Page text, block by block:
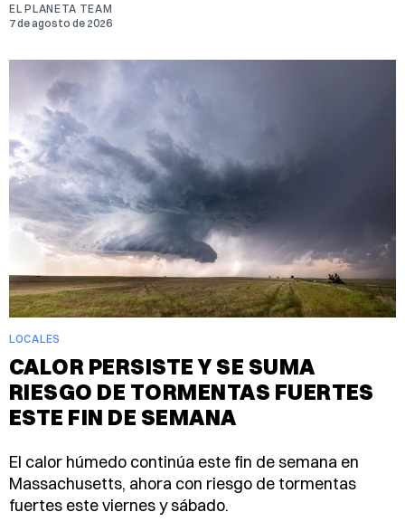
EL PLANETA TEAM
7 de agosto de 2026
LOCALES
CALOR PERSISTE Y SE SUMA
RIESGO DE TORMENTAS FUERTES
ESTE FIN DE SEMANA
El calor húmedo continúa este fin de semana en
Massachusetts, ahora con riesgo de tormentas
fuertes este viernes y sábado.